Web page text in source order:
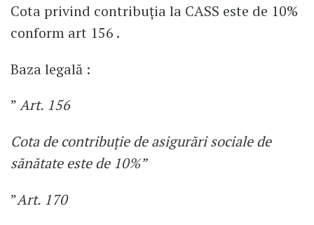
Cota privind contribuția la CASS este de 10%
conform art 156 .
Baza legală :
”Art. 156
Cota de contribuţie de asigurări sociale de
sănătate este de 10%”
”Art. 170